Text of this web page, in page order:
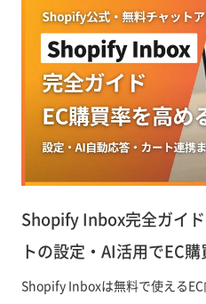
Shopify Inbox完全ガイ
トの設定・AI活用でEC
Shopify Inboxは無料で使える